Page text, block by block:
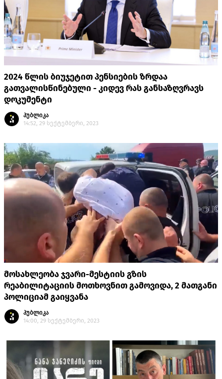
2024 წლის ბიუჯეტით პენსიების ზრდაა
გათვალისწინებული - კიდევ რას განსაზღვრავს
დოკუმენტი
პუბლიკა
14:52, 29 სექტემბერი, 2023
მოსახლეობა ჯვარი-მესტიის გზის
რეაბილიტაციის მოთხოვნით გამოვიდა, 2 მათგანი
პოლიციამ გაიყვანა
პუბლიკა
14:00, 29 სექტემბერი, 2023